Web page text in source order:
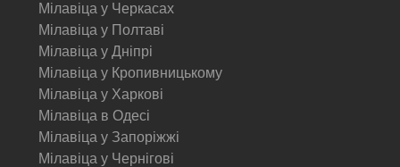
Мілавіца у Черкасах
Мілавіца у Полтаві
Мілавіца у Дніпрі
Мілавіца у Кропивницькому
Мілавіца у Харкові
Мілавіца в Одесі
Мілавіца у Запоріжжі
Мілавіца у Чернігові